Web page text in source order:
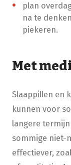
plan
na te
piekeren.
Met
Slaappillen en
kunnen voor
langere
sommige niet-
effectiever,